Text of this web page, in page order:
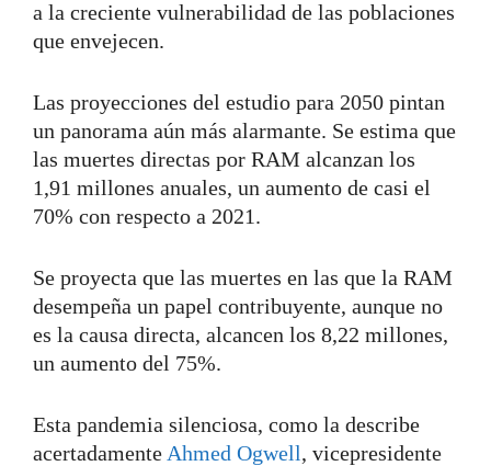
a la creciente vulnerabilidad de las poblaciones
que envejecen.
Las proyecciones del estudio para 2050 pintan
un panorama aún más alarmante. Se estima que
las muertes directas por RAM alcanzan los
1,91 millones anuales, un aumento de casi el
70% con respecto a 2021.
Se proyecta que las muertes en las que la RAM
desempeña un papel contribuyente, aunque no
es la causa directa, alcancen los 8,22 millones,
un aumento del 75%.
Esta pandemia silenciosa, como la describe
acertadamente Ahmed Ogwell, vicepresidente